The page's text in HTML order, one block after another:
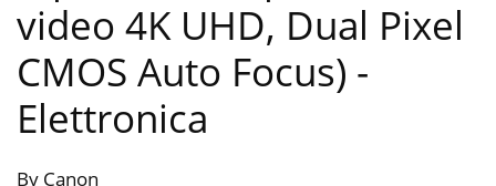
video 4K UHD, Dual Pixel
CMOS Auto Focus) -
Elettronica
By Canon